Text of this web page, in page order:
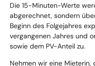
Die 15-Minuten-Werte
abgerechnet, sondern
Beginn des Folgejahres
vergangenen Jahres und
sowie dem PV-Anteil zu.
Nehmen wir eine